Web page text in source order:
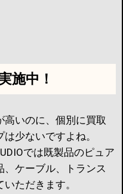
施中！
いのに、個別に買取
少ないですよね。
では既製品のピュア
、ケーブル、トランス
ただきます。